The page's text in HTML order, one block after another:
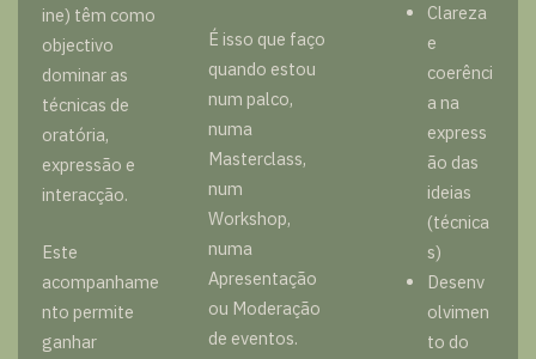
ine) têm como
objectivo
dominar as
técnicas de
oratória,
expressão e
interacção.
Este
acompanhame
nto permite
ganhar
É isso que faço
quando estou
num palco,
numa
Masterclass,
num
Workshop,
numa
Apresentação
ou Moderação
de eventos.
Clareza
e
coerênci
a na
express
ão das
ideias
(técnica
s)
Desenv
olvimen
to do